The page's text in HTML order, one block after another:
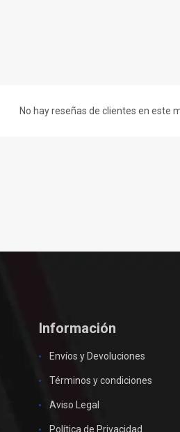
No hay reseñas de clientes en este
Información
Envíos y Devoluciones
Términos y condiciones
Aviso Legal
Política de Privacidad